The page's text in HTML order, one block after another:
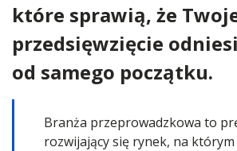
które sprawią, że
przedsięwzięcie
od samego początku.
Branża przeprowadzkowa to
rozwijający się rynek, na